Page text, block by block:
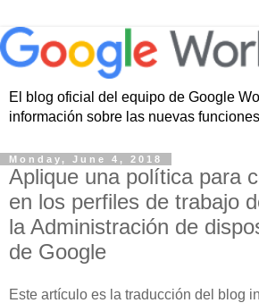
El blog oficial del equipo de Google
información sobre las nuevas
Monday, June 4, 2018
Aplique una política para
en los perfiles de trabajo
la Administración de
de Google
Este artículo es la traducción del blog